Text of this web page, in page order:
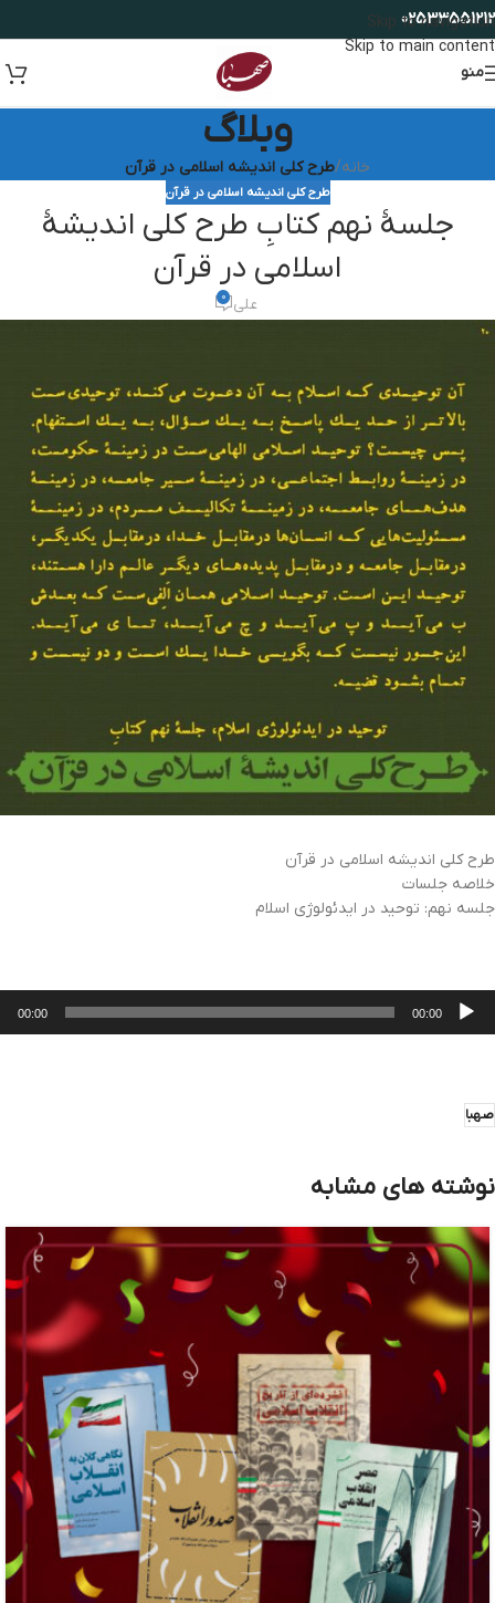
Skip to navigation
Skip to main content
02533551212
منو
وبلاگ
خانه/طرح کلی اندیشه اسلامی در قرآن
طرح کلی اندیشه اسلامی در قرآن
جلسۀ نهم کتابِ طرح کلی اندیشۀ
اسلامی در قرآن
علی 0
طرح کلی اندیشه اسلامی در قرآن
خلاصه جلسات
جلسه نهم: توحید در ایدئولوژی اسلام
پخش‌کننده
صوت
00:00
00:00
صهبا
نوشته های مشابه